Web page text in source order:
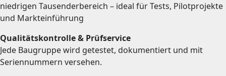
niedrigen Tausenderbereich – ideal für Tests, Pilotprojekte
und Markteinführung
Qualitätskontrolle & Prüfservice
Jede Baugruppe wird getestet, dokumentiert und mit
Seriennummern versehen.